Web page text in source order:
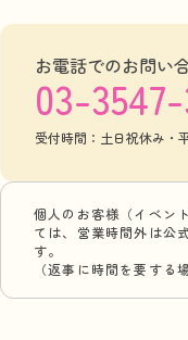
お電話でのお問い
03-
受付時間：土日祝休み・
個人のお客様（イベン
ては、営業時間外は公
す。
（返事に時間を要する